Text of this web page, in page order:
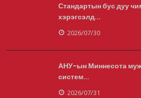
Автомашины улсын
төгссөн бол
Стандартын бус дуу
хэрэгсэлд...
2026/07/30
АНУ-ын Миннесота
систем...
2026/07/31